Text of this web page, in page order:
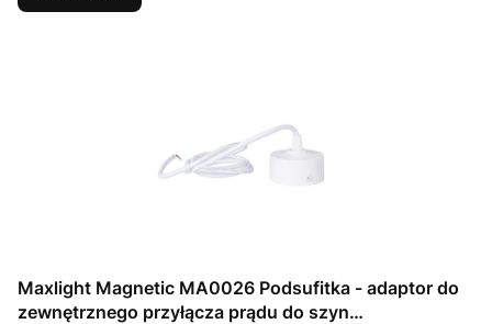
Maxlight Magnetic MA0026 Podsufitka - adaptor do
zewnętrznego przyłącza prądu do szyn